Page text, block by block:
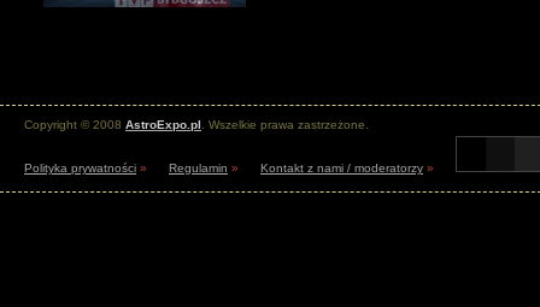
Copyright © 2008 AstroExpo.pl . Wszelkie prawa zastrzeżone.
Polityka prywatności » Regulamin » Kontakt z nami / moderatorzy »